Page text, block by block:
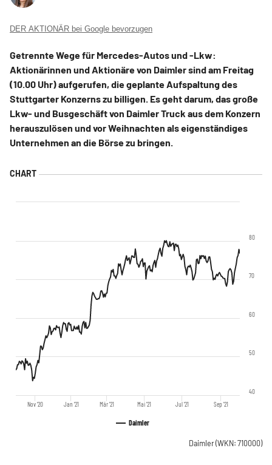
DER AKTIONÄR bei Google bevorzugen
Getrennte Wege für Mercedes-Autos und -Lkw:
Aktionärinnen und Aktionäre von Daimler sind am Freitag
(10.00 Uhr) aufgerufen, die geplante Aufspaltung des
Stuttgarter Konzerns zu billigen. Es geht darum, das große
Lkw- und Busgeschäft von Daimler Truck aus dem Konzern
herauszulösen und vor Weihnachten als eigenständiges
Unternehmen an die Börse zu bringen.
Daimler
Nov '20 Jan '21 Mär '21 Mai '21 Jul '21 Sep '21
40
50
60
70
80
Daimler(WKN: 710000)